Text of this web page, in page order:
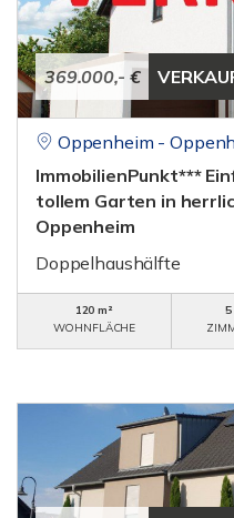
369.000,- €
Oppenheim -
ImmobilienPunkt***
tollem Garten in
Oppenheim
Doppelhaushälfte
120 m²
WOHNFLÄCHE
5